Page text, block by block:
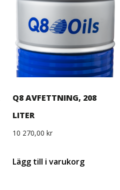
Q8 AVFETTNING, 208
LITER
10 270,00 kr
Lägg till i varukorg